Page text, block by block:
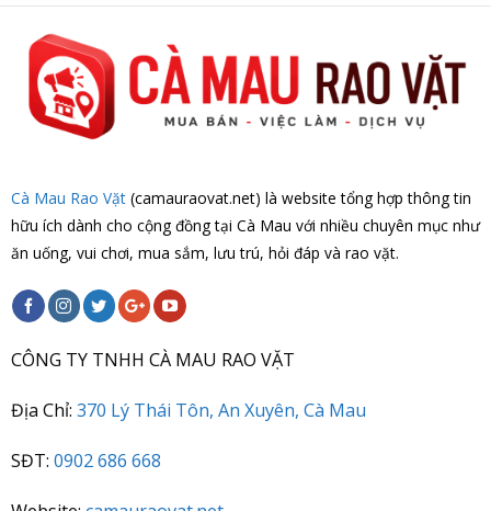
Cà Mau Rao Vặt (camauraovat.net) là website tổng hợp thông tin
hữu ích dành cho cộng đồng tại Cà Mau với nhiều chuyên mục như
ăn uống, vui chơi, mua sắm, lưu trú, hỏi đáp và rao vặt.
CÔNG TY TNHH CÀ MAU RAO VẶT
Địa Chỉ: 370 Lý Thái Tôn, An Xuyên, Cà Mau
SĐT: 0902 686 668